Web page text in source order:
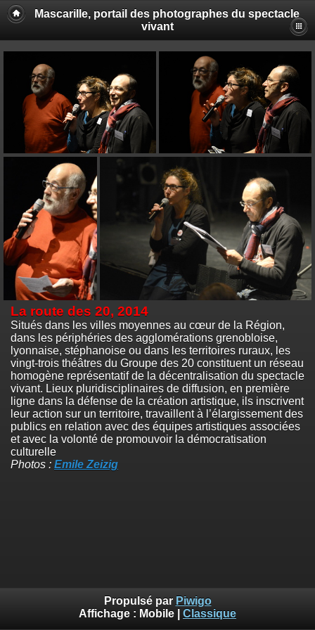
Mascarille, portail des photographes du spectacle
vivant
La route des 20, 2014
Situés dans les villes moyennes au cœur de la Région,
dans les périphéries des agglomérations grenobloise,
lyonnaise, stéphanoise ou dans les territoires ruraux, les
vingt-trois théâtres du Groupe des 20 constituent un réseau
homogène représentatif de la décentralisation du spectacle
vivant. Lieux pluridisciplinaires de diffusion, en première
ligne dans la défense de la création artistique, ils inscrivent
leur action sur un territoire, travaillent à l’élargissement des
publics en relation avec des équipes artistiques associées
et avec la volonté de promouvoir la démocratisation
culturelle
Photos : Emile Zeizig
Propulsé par Piwigo
Affichage : Mobile Classique